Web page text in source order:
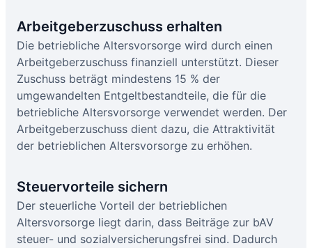
Arbeitgeberzuschuss erhalten
Die betriebliche Altersvorsorge wird durch einen
Arbeitgeberzuschuss finanziell unterstützt. Dieser
Zuschuss beträgt mindestens 15 % der
umgewandelten Entgeltbestandteile, die für die
betriebliche Altersvorsorge verwendet werden. Der
Arbeitgeberzuschuss dient dazu, die Attraktivität
der betrieblichen Altersvorsorge zu erhöhen.
Steuervorteile sichern
Der steuerliche Vorteil der betrieblichen
Altersvorsorge liegt darin, dass Beiträge zur bAV
steuer- und sozialversicherungsfrei sind. Dadurch